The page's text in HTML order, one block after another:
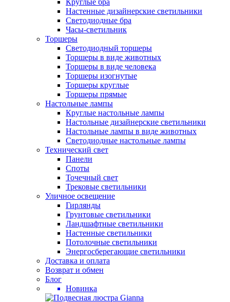
Круглые бра
Настенные дизайнерские светильники
Светодиодные бра
Часы-светильник
Торшеры
Светодиодный торшеры
Торшеры в виде животных
Торшеры в виде человека
Торшеры изогнутые
Торшеры круглые
Торшеры прямые
Настольные лампы
Круглые настольные лампы
Настольные дизайнерские светильники
Настольные лампы в виде животных
Светодиодные настольные лампы
Технический свет
Панели
Споты
Точечный свет
Трековые светильники
Уличное освещение
Гирлянды
Грунтовые светильники
Ландшафтные светильники
Настенные светильники
Потолочные светильники
Энергосберегающие светильники
Доставка и оплата
Возврат и обмен
Блог
Новинка